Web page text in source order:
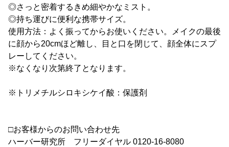
◎さっと密着するきめ細やかなミスト。
◎持ち運びに便利な携帯サイズ。
使用方法：よく振ってからお使いください。メイクの最後
に顔から20cmほど離し、目と口を閉じて、顔全体にスプ
レーしてください。
※なくなり次第終了となります。
※トリメチルシロキシケイ酸：保護剤
□お客様からのお問い合わせ先
ハーバー研究所 フリーダイヤル 0120-16-8080